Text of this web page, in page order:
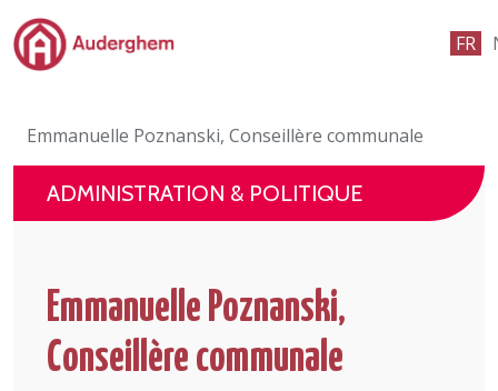
Passer au contenu principal FR
Événements et vie associative
eGuichet
En 1 clic
Emmanuelle Poznanski, Conseillère communale
ADMINISTRATION & POLITIQUE
Emmanuelle Poznanski,
Conseillère communale